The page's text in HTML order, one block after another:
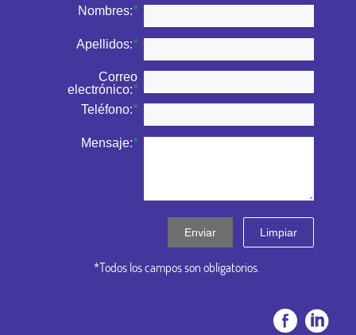
Nombres:*
Apellidos:*
Correo
electrónico:*
Teléfono:*
Mensaje:*
Enviar Limpiar
*Todos los campos son obligatorios.